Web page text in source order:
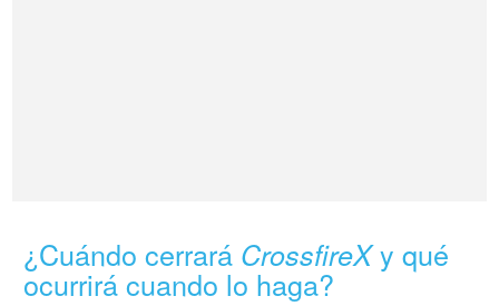
¿Cuándo cerrará CrossfireXy qué
ocurrirá cuando lo haga?